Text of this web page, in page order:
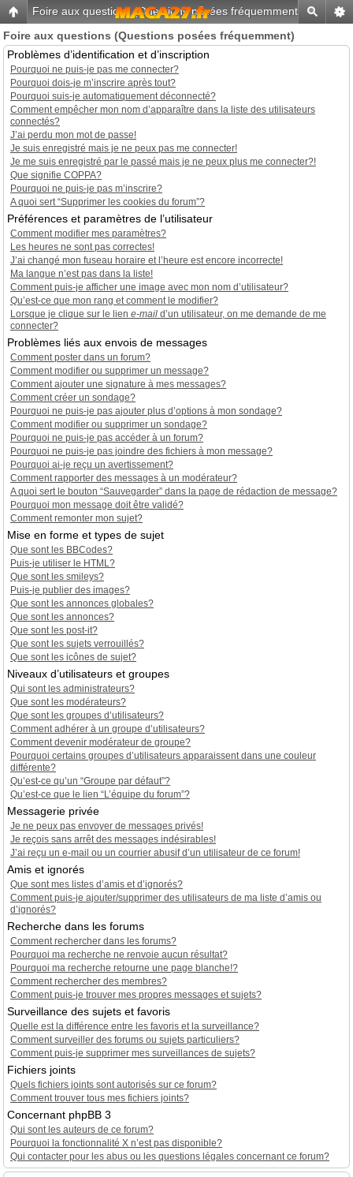
Foire aux questions (Questions posées fréquemment) -Home
Foire aux questions (Questions posées fréquemment)
Problèmes d’identification et d’inscription
Pourquoi ne puis-je pas me connecter?
Pourquoi dois-je m’inscrire après tout?
Pourquoi suis-je automatiquement déconnecté?
Comment empêcher mon nom d’apparaître dans la liste des utilisateurs
connectés?
J’ai perdu mon mot de passe!
Je suis enregistré mais je ne peux pas me connecter!
Je me suis enregistré par le passé mais je ne peux plus me connecter?!
Que signifie COPPA?
Pourquoi ne puis-je pas m’inscrire?
A quoi sert “Supprimer les cookies du forum”?
Préférences et paramètres de l’utilisateur
Comment modifier mes paramètres?
Les heures ne sont pas correctes!
J’ai changé mon fuseau horaire et l’heure est encore incorrecte!
Ma langue n’est pas dans la liste!
Comment puis-je afficher une image avec mon nom d’utilisateur?
Qu’est-ce que mon rang et comment le modifier?
Lorsque je clique sur le lien e-mail d’un utilisateur, on me demande de me
connecter?
Problèmes liés aux envois de messages
Comment poster dans un forum?
Comment modifier ou supprimer un message?
Comment ajouter une signature à mes messages?
Comment créer un sondage?
Pourquoi ne puis-je pas ajouter plus d’options à mon sondage?
Comment modifier ou supprimer un sondage?
Pourquoi ne puis-je pas accéder à un forum?
Pourquoi ne puis-je pas joindre des fichiers à mon message?
Pourquoi ai-je reçu un avertissement?
Comment rapporter des messages à un modérateur?
A quoi sert le bouton “Sauvegarder” dans la page de rédaction de message?
Pourquoi mon message doit être validé?
Comment remonter mon sujet?
Mise en forme et types de sujet
Que sont les BBCodes?
Puis-je utiliser le HTML?
Que sont les smileys?
Puis-je publier des images?
Que sont les annonces globales?
Que sont les annonces?
Que sont les post-it?
Que sont les sujets verrouillés?
Que sont les icônes de sujet?
Niveaux d’utilisateurs et groupes
Qui sont les administrateurs?
Que sont les modérateurs?
Que sont les groupes d’utilisateurs?
Comment adhérer à un groupe d’utilisateurs?
Comment devenir modérateur de groupe?
Pourquoi certains groupes d’utilisateurs apparaissent dans une couleur
différente?
Qu’est-ce qu’un “Groupe par défaut”?
Qu’est-ce que le lien “L’équipe du forum”?
Messagerie privée
Je ne peux pas envoyer de messages privés!
Je reçois sans arrêt des messages indésirables!
J’ai reçu un e-mail ou un courrier abusif d’un utilisateur de ce forum!
Amis et ignorés
Que sont mes listes d’amis et d’ignorés?
Comment puis-je ajouter/supprimer des utilisateurs de ma liste d’amis ou
d’ignorés?
Recherche dans les forums
Comment rechercher dans les forums?
Pourquoi ma recherche ne renvoie aucun résultat?
Pourquoi ma recherche retourne une page blanche!?
Comment rechercher des membres?
Comment puis-je trouver mes propres messages et sujets?
Surveillance des sujets et favoris
Quelle est la différence entre les favoris et la surveillance?
Comment surveiller des forums ou sujets particuliers?
Comment puis-je supprimer mes surveillances de sujets?
Fichiers joints
Quels fichiers joints sont autorisés sur ce forum?
Comment trouver tous mes fichiers joints?
Concernant phpBB 3
Qui sont les auteurs de ce forum?
Pourquoi la fonctionnalité X n’est pas disponible?
Qui contacter pour les abus ou les questions légales concernant ce forum?